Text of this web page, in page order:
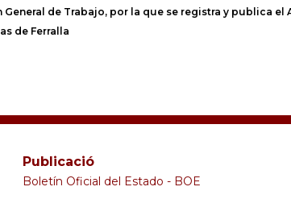
de Trabajo, por la que se registra y publica
de Ferralla
Publicació
Boletín Oficial del Estado - BOE